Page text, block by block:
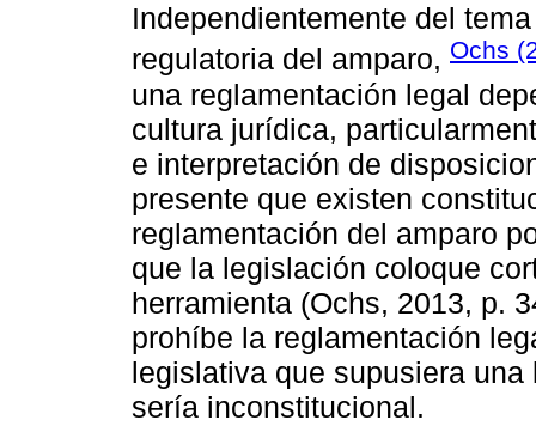
Independientemente del
regulatoria del amparo, Ochs
una reglamentación legal
cultura jurídica,
e interpretación de
presente que existen
reglamentación del amparo
que la legislación coloque
herramienta (Ochs, 2013, p.
prohíbe la reglamentación
legislativa que supusiera
sería inconstitucional.